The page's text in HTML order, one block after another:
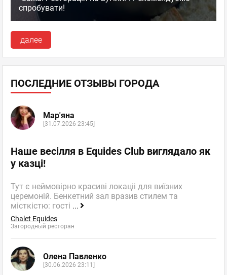
спробувати!
далее
ПОСЛЕДНИЕ ОТЗЫВЫ ГОРОДА
Мар'яна
[31.07.2026 23:45]
Наше весілля в Equides Club виглядало як
у казці!
Тут є неймовірно красиві локаціі для виїзних
церемоній. Бенкетний зал вразив стилем та
місткістю: гості ...
Chalet Equides
Загородный ресторан
Олена Павленко
[30.06.2026 23:11]